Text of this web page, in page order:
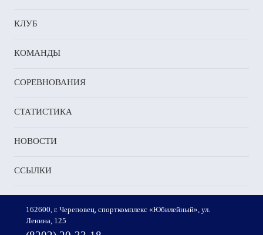
КЛУБ
КОМАНДЫ
СОРЕВНОВАНИЯ
СТАТИСТИКА
НОВОСТИ
ССЫЛКИ
162600, г. Череповец, спорткомплекс «Юбилейный», ул.
Ленина, 125